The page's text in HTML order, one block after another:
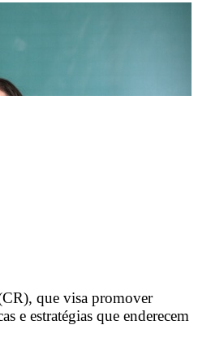
que visa promover
e estratégias que enderecem